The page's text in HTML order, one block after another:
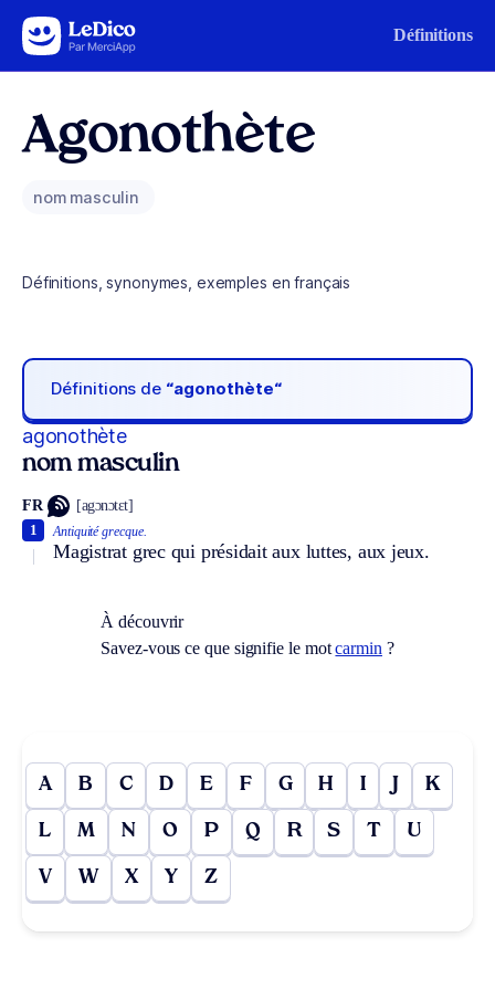
Aller au contenu Définitions
Agonothète
nom masculin
Définitions, synonymes, exemples en français
Définitions de “agonothète“
agonothète
nom masculin
FR [agɔnɔtɛt]
Antiquité grecque.
Magistrat grec qui présidait aux luttes, aux jeux.
1
À découvrir
Savez-vous ce que signifie le motcarmin ?
A B C D E F G H I J K
L M N O P Q R S T U
V W X Y Z